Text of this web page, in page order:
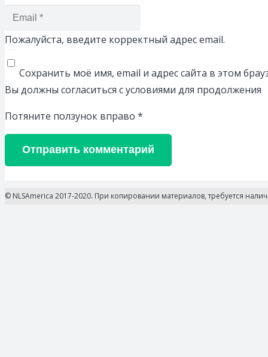
Пожалуйста, введите корректный адрес email.
Сохранить моё имя, email и адрес сайта в этом
Вы должны согласиться с условиями для продолжения
Потяните ползунок вправо *
Отправить комментарий
© NLSAmerica 2017-2020. При копировании материалов, требуется